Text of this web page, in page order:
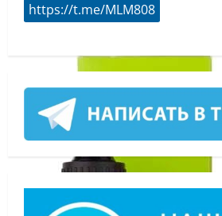
https://t.me/MLM808